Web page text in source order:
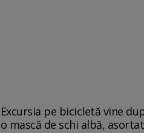
Excursia pe bicicletă vine
o mască de schi albă,